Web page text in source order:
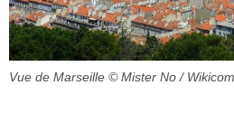
Vue de Marseille © Mister No /